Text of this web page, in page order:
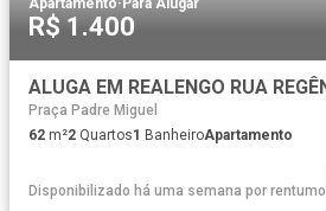
Apartamento· Para Alugar
R$ 1.400
Praça Padre Miguel
62 m²2 Quartos1 BanheiroApartamento
Disponibilizado há uma semana por rentumo